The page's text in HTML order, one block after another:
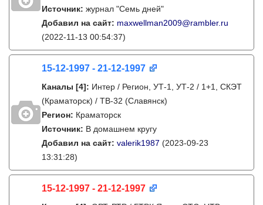
Источник: журнал "Семь дней"
Добавил на сайт: maxwellman2009@rambler.ru
(2022-11-13 00:54:37)
15-12-1997 - 21-12-1997
Каналы [4]: Интер / Регион, УТ-1, УТ-2 / 1+1, СКЭТ
(Краматорск) / ТВ-32 (Славянск)
Регион: Краматорск
Источник: В домашнем кругу
Добавил на сайт: valerik1987 (2023-09-23
13:31:28)
15-12-1997 - 21-12-1997